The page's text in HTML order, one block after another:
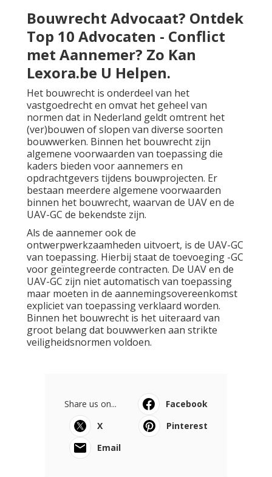
Bouwrecht Advocaat? Ontdek
Top 10 Advocaten - Conflict
met Aannemer? Zo Kan
Lexora.be U Helpen.
Het bouwrecht is onderdeel van het
vastgoedrechten omvat het geheel van
normen dat in Nederland geldt omtrent het
(ver)bouwen of slopen van diverse soorten
bouwwerken. Binnen het bouwrecht zijn
algemene voorwaarden van toepassing die
kaders bieden voor aannemers en
opdrachtgevers tijdens bouwprojecten. Er
bestaan meerdere algemene voorwaarden
binnen het bouwrecht, waarvan de UAV en de
UAV-GC de bekendste zijn.
Als de aannemer ook de
ontwerpwerkzaamheden uitvoert, is de UAV-GC
van toepassing. Hierbij staat de toevoeging -GC
voor geïntegreerde contracten. De UAV en de
UAV-GC zijn niet automatisch van toepassing
maar moeten in de aannemingsovereenkomst
expliciet van toepassing verklaard worden.
Binnen het bouwrecht is het uiteraard van
groot belang dat bouwwerken aan strikte
veiligheidsnormen voldoen.
Share us on...
Facebook
X
Pinterest
Email